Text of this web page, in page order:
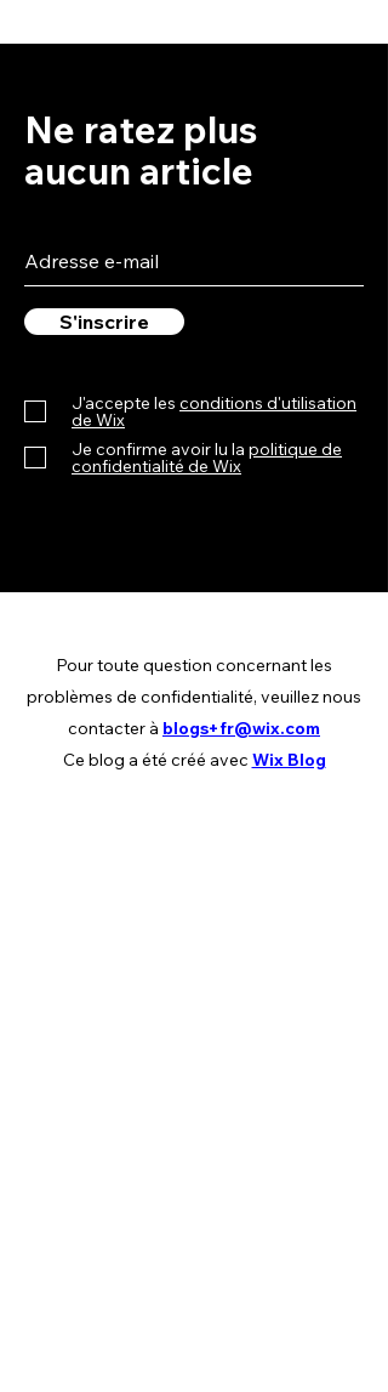
Ne ratez plus
aucun article
S'inscrire
J'accepte les conditions d'utilisation
de Wix
Je confirme avoir lu la politique de
confidentialité de Wix
Pour toute question concernant les
problèmes de confidentialité, veuillez nous
contacter à blogs+fr@wix.com
Ce blog a été créé avec Wix Blog